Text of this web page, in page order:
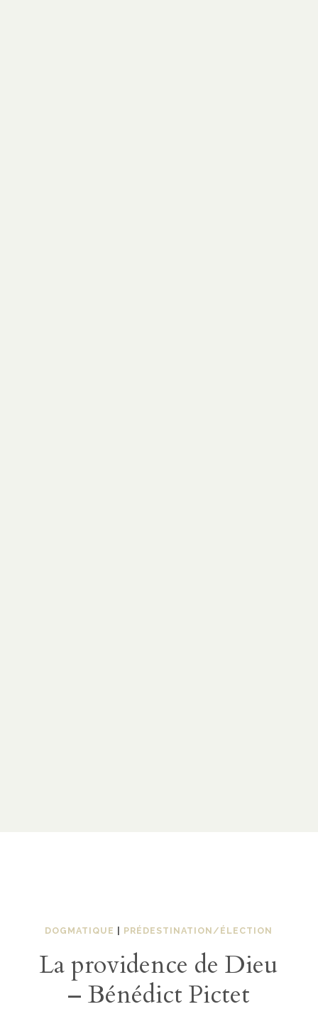
DOGMATIQUE PRÉDESTINATION/ÉLECTION
La providence de Dieu
– Bénédict Pictet